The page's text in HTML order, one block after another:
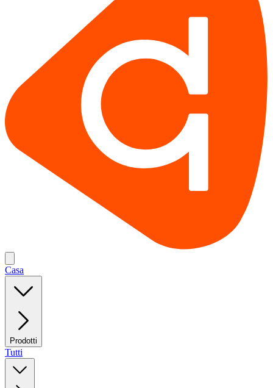
Casa
Prodotti
Tutti